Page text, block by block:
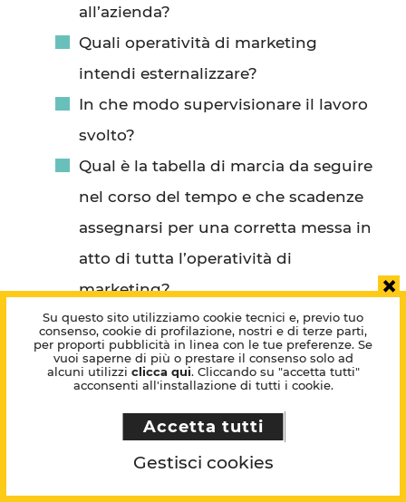
all’azienda?
Quali operatività di marketing
intendi esternalizzare?
In che modo supervisionare il lavoro
svolto?
Qual è la tabella di marcia da seguire
nel corso del tempo e che scadenze
assegnarsi per una corretta messa in
atto di tutta l’operatività di
marketing?
Risponderemo insieme a te a queste e
tante altre domande, affinché il
perfettamente pertinente con la
pianificazione di marketing.
×
Su questo sito utilizziamo cookie tecnici e, previo tuo
consenso, cookie di profilazione, nostri e di terze parti,
per proporti pubblicità in linea con le tue preferenze. Se
vuoi saperne di più o prestare il consenso solo ad
alcuni utilizzi clicca qui. Cliccando su "accetta tutti"
acconsenti all'installazione di tutti i cookie.
Accetta tutti
Gestisci cookies